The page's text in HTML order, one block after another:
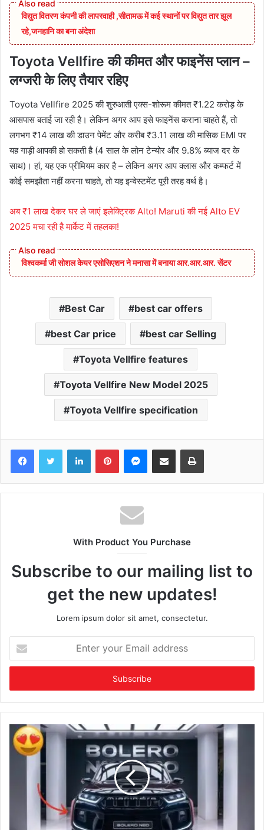
विद्युत वितरण कंपनी की लापरवाही ,सीतामऊ में कई स्थानों पर विद्युत तार झूल
रहे,जनहानि का बना अंदेशा
Toyota Vellfire की कीमत और फाइनेंस प्लान –
लग्जरी के लिए तैयार रहिए
Toyota Vellfire 2025 की शुरुआती एक्स-शोरूम कीमत ₹1.22 करोड़ के
आसपास बताई जा रही है। लेकिन अगर आप इसे फाइनेंस कराना चाहते हैं, तो
लगभग ₹14 लाख की डाउन पेमेंट और करीब ₹3.11 लाख की मासिक EMI पर
यह गाड़ी आपकी हो सकती है (4 साल के लोन टेन्योर और 9.8% ब्याज दर के
साथ)। हां, यह एक प्रीमियम कार है – लेकिन अगर आप क्लास और कम्फर्ट में
कोई समझौता नहीं करना चाहते, तो यह इन्वेस्टमेंट पूरी तरह वर्थ है।
अब ₹1 लाख देकर घर ले जाएं इलेक्ट्रिक Alto! Maruti की नई Alto EV
2025 मचा रही है मार्केट में तहलका!
विश्वकर्मा जी सोशल केयर एसोसिएशन ने मनासा में बनाया आर.आर.आर. सेंटर
Best Car best car offers
best Car price best car Selling
Toyota Vellfire features
Toyota Vellfire New Model 2025
Toyota Vellfire specification
FacebookTwitter LinkedInPinterestMessenger
Share via Email Print
With Product You Purchase
Subscribe to our mailing list to
get the new updates!
Lorem ipsum dolor sit amet, consectetur.
your
Email